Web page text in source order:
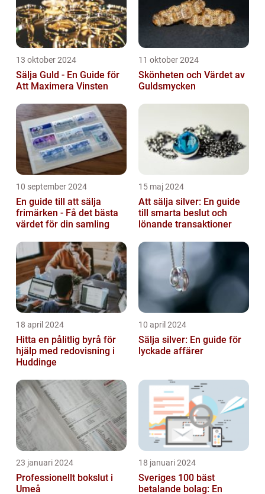
13 oktober 2024
Sälja Guld - En Guide för
Att Maximera Vinsten
11 oktober 2024
Skönheten och Värdet av
Guldsmycken
10 september 2024
En guide till att sälja
frimärken - Få det bästa
värdet för din samling
15 maj 2024
Att sälja silver: En guide
till smarta beslut och
lönande transaktioner
18 april 2024
Hitta en pålitlig byrå för
hjälp med redovisning i
Huddinge
10 april 2024
Sälja silver: En guide för
lyckade affärer
23 januari 2024
Professionellt bokslut i
Umeå
18 januari 2024
Sveriges 100 bäst
betalande bolag: En